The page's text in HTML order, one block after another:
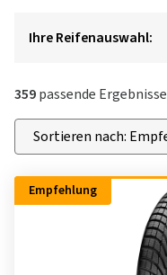
Ihre Reifenauswahl:
359passende Ergebnisse
Empfehlung